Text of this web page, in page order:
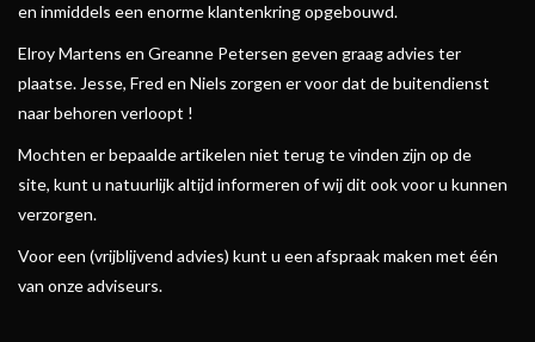
en inmiddels een enorme klantenkring opgebouwd.
Elroy Martens en Greanne Petersen geven graag advies ter
plaatse. Jesse, Fred en Niels zorgen er voor dat de buitendienst
naar behoren verloopt !
Mochten er bepaalde artikelen niet terug te vinden zijn op de
site, kunt u natuurlijk altijd informeren of wij dit ook voor u kunnen
verzorgen.
Voor een (vrijblijvend advies) kunt u een afspraak maken met één
van onze adviseurs.